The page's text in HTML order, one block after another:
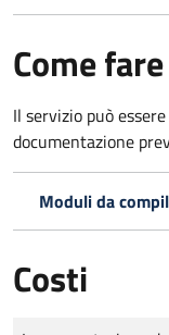
Come fare
Il servizio può
documentazione
Moduli da
Costi
Tipo di pagamento
Importo